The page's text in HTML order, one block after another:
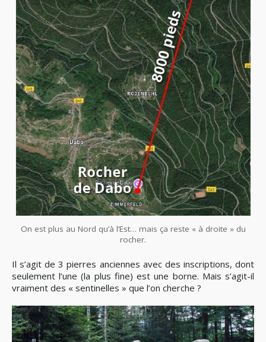
On est plus au Nord qu’à l’Est… mais ça reste « à droite » du
rocher.
Il s’agit de 3 pierres anciennes avec des inscriptions, dont
seulement l’une (la plus fine) est une borne. Mais s’agit-il
vraiment des « sentinelles » que l’on cherche ?